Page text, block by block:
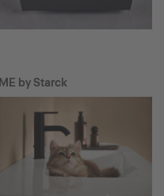
ME by Starck